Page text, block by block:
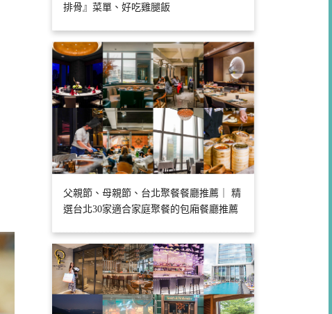
排骨』菜單、好吃雞腿飯
父親節、母親節、台北聚餐餐廳推薦｜ 精
選台北30家適合家庭聚餐的包廂餐廳推薦